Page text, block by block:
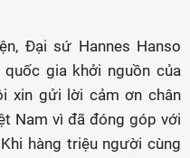
Đại sứ Hannes Hanso
gia khởi nguồn của
xin gửi lời cảm ơn chân
Nam vì đã đóng góp với
hàng triệu người cùng